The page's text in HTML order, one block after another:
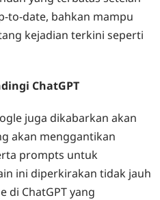
to-date, bahkan mampu
kejadian terkini seperti
ChatGPT
juga dikabarkan akan
akan menggantikan
prompts untuk
ini diperkirakan tidak jauh
di ChatGPT yang